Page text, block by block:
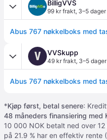
BilligVVS
99 kr frakt, 3–5 dager
Abus 767 nøkkelboks med
V VVSkupp
49 kr frakt, 3–5 dager
Abus 767 nøkkelboks med
*Kjøp først, betal senere:
48 måneders finansiering med
10 000 NOK betalt ned over
på 21.9 % har en effektiv rente